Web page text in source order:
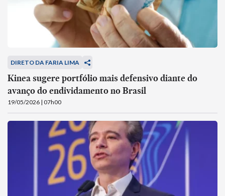
DIRETO DA FARIA LIMA
Kinea sugere portfólio mais defensivo diante do
avanço do endividamento no Brasil
19/05/2026 | 07h00